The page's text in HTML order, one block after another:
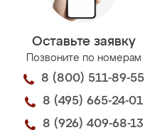
Оставьте заявку
Позвоните по номерам
8 (800) 511-89-55
8 (495) 665-24-01
8 (926) 409-68-13